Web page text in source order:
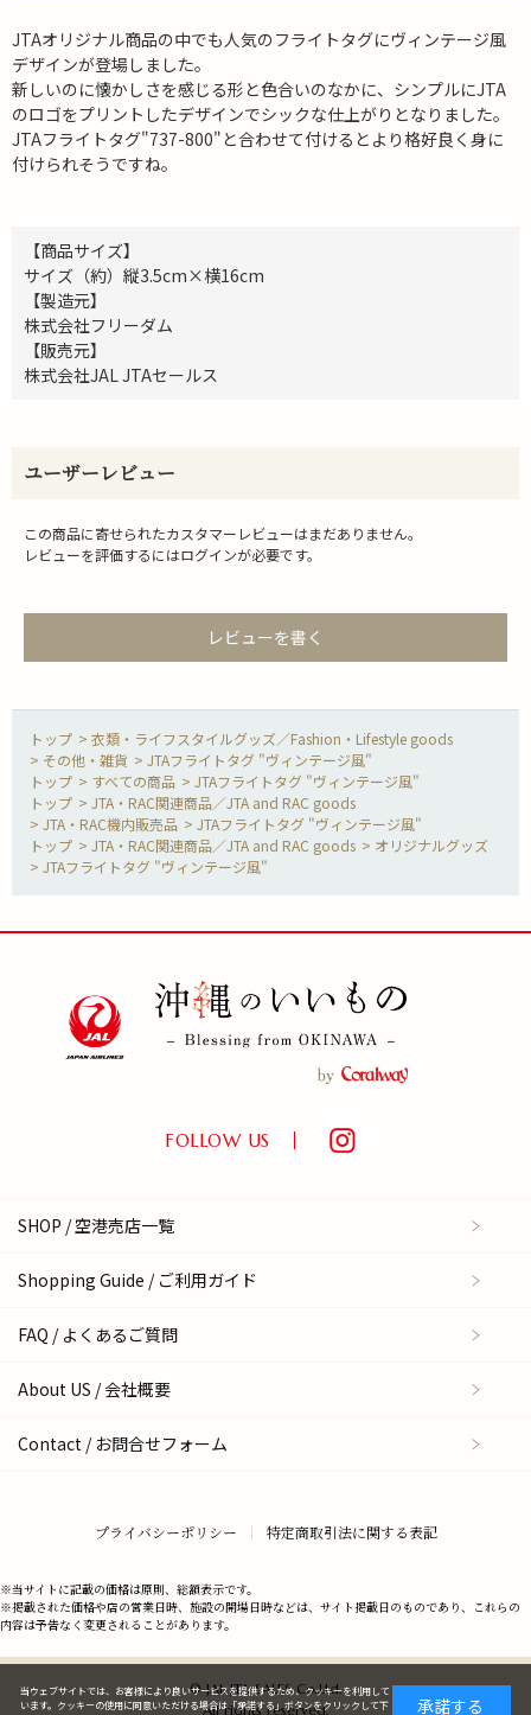
JTAオリジナル商品の中でも人気のフライトタグにヴィンテージ風
デザインが登場しました。
新しいのに懐かしさを感じる形と色合いのなかに、シンプルにJTA
のロゴをプリントしたデザインでシックな仕上がりとなりました。
JTAフライトタグ"737-800"と合わせて付けるとより格好良く身に
付けられそうですね。
【商品サイズ】
サイズ（約）縦3.5cm×横16cm
【製造元】
株式会社フリーダム
【販売元】
株式会社JAL JTAセールス
ユーザーレビュー
この商品に寄せられたカスタマーレビューはまだありません。
レビューを評価するにはログインが必要です。
レビューを書く
> 衣類・ライフスタイルグッズ／Fashion・Lifestyle goods
> その他・雑貨 > JTAフライトタグ "ヴィンテージ風"
> すべての商品 > JTAフライトタグ "ヴィンテージ風"
> JTA・RAC関連商品／JTA and RAC goods
> JTA・RAC機内販売品 > JTAフライトタグ "ヴィンテージ風"
> JTA・RAC関連商品／JTA and RAC goods > オリジナルグッズ
> JTAフライトタグ "ヴィンテージ風"
FOLLOW US
SHOP / 空港売店一覧
Shopping Guide / ご利用ガイド
FAQ / よくあるご質問
About US / 会社概要
Contact / お問合せフォーム
プライバシーポリシー 特定商取引法に関する表記
※当サイトに記載の価格は原則、総額表示です。
※掲載された価格や店の営業日時、施設の開場日時などは、サイト掲載日のものであり、これらの
内容は予告なく変更されることがあります。
© JAL JTA SALES Co.,Ltd.
All rights reserved.
当ウェブサイトでは、お客様により良いサービスを提供するため、クッキーを利用して
います。クッキーの使用に同意いただける場合は「承諾する」ボタンをクリックして下
承諾する